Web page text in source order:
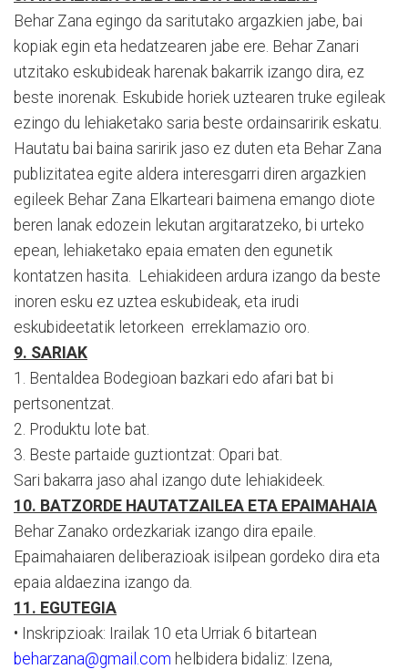
Behar Zana egingo da saritutako argazkien jabe, bai
kopiak egin eta hedatzearen jabe ere. Behar Zanari
utzitako eskubideak harenak bakarrik izango dira, ez
beste inorenak. Eskubide horiek uztearen truke egileak
ezingo du lehiaketako saria beste ordainsaririk eskatu.
Hautatu bai baina saririk jaso ez duten eta Behar Zana
publizitatea egite aldera interesgarri diren argazkien
egileek Behar Zana Elkarteari baimena emango diote
beren lanak edozein lekutan argitaratzeko, bi urteko
epean, lehiaketako epaia ematen den egunetik
kontatzen hasita. Lehiakideen ardura izango da beste
inoren esku ez uztea eskubideak, eta irudi
eskubideetatik letorkeen erreklamazio oro.
9. SARIAK
1. Bentaldea Bodegioan bazkari edo afari bat bi
pertsonentzat.
2. Produktu lote bat.
3. Beste partaide guztiontzat: Opari bat.
Sari bakarra jaso ahal izango dute lehiakideek.
10. BATZORDE HAUTATZAILEA ETA EPAIMAHAIA
Behar Zanako ordezkariak izango dira epaile.
Epaimahaiaren deliberazioak isilpean gordeko dira eta
epaia aldaezina izango da.
11. EGUTEGIA
• Inskripzioak: Irailak 10 eta Urriak 6 bitartean
beharzana@gmail.com helbidera bidaliz: Izena,